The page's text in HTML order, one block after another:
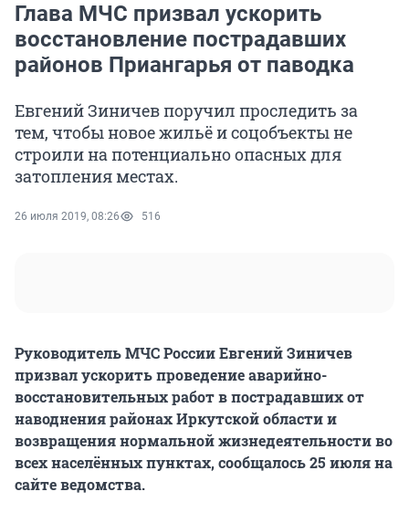
Глава МЧС призвал ускорить
восстановление пострадавших
районов Приангарья от паводка
Евгений Зиничев поручил проследить за
тем, чтобы новое жильё и соцобъекты не
строили на потенциально опасных для
затопления местах.
26 июля 2019, 08:26 516
Руководитель МЧС России Евгений Зиничев
призвал ускорить проведение аварийно-
восстановительных работ в пострадавших от
наводнения районах Иркутской области и
возвращения нормальной жизнедеятельности во
всех населённых пунктах, сообщалось 25 июля на
сайте ведомства.